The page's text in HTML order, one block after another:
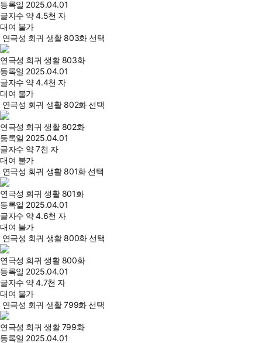
등록일 2025.04.01
글자수 약 4.5천 자
대여 불가
연극성 회귀 생활 803화 선택
연극성 회귀 생활 803화
등록일 2025.04.01
글자수 약 4.4천 자
대여 불가
연극성 회귀 생활 802화 선택
연극성 회귀 생활 802화
등록일 2025.04.01
글자수 약 7천 자
대여 불가
연극성 회귀 생활 801화 선택
연극성 회귀 생활 801화
등록일 2025.04.01
글자수 약 4.6천 자
대여 불가
연극성 회귀 생활 800화 선택
연극성 회귀 생활 800화
등록일 2025.04.01
글자수 약 4.7천 자
대여 불가
연극성 회귀 생활 799화 선택
연극성 회귀 생활 799화
등록일 2025.04.01